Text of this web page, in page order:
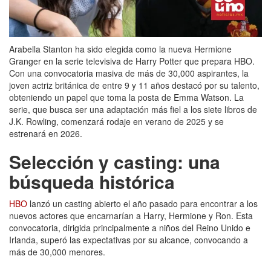
Arabella Stanton ha sido elegida como la nueva Hermione
Granger en la serie televisiva de Harry Potter que prepara HBO.
Con una convocatoria masiva de más de 30,000 aspirantes, la
joven actriz británica de entre 9 y 11 años destacó por su talento,
obteniendo un papel que toma la posta de Emma Watson. La
serie, que busca ser una adaptación más fiel a los siete libros de
J.K. Rowling, comenzará rodaje en verano de 2025 y se
estrenará en 2026.
Selección y casting: una
búsqueda histórica
HBO lanzó un casting abierto el año pasado para encontrar a los
nuevos actores que encarnarían a Harry, Hermione y Ron. Esta
convocatoria, dirigida principalmente a niños del Reino Unido e
Irlanda, superó las expectativas por su alcance, convocando a
más de 30,000 menores.